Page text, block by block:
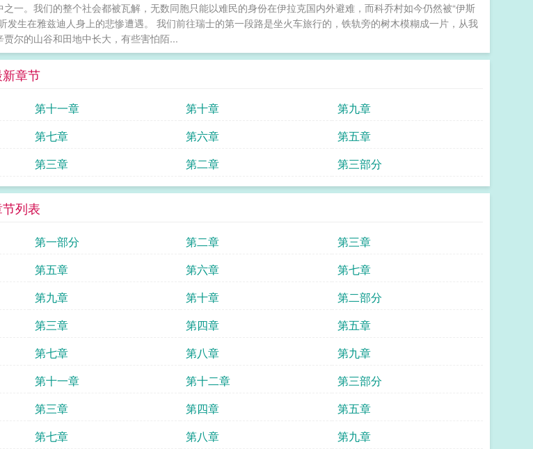
一。我们的整个社会都被瓦解，无数同胞只能以难民的身份在伊拉克国内外避难，而科乔村如今仍然被“伊斯
发生在雅兹迪人身上的悲惨遭遇。 我们前往瑞士的第一段路是坐火车旅行的，铁轨旁的树木模糊成一片，从我
尔的山谷和田地中长大，有些害怕陌...
新章节
第十一章 第十章
第九章
第七章 第六章
第五章
第三章 第二章 第三部分
节列表
第一部分 第二章
第三章
第五章 第六章
第七章
第九章 第十章
第二部分
第三章 第四章
第五章
第七章 第八章
第九章
第十一章 第十二章
第三部分
第三章 第四章
第五章
第七章 第八章
第九章